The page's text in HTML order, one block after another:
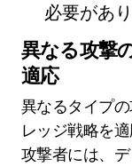
必要があり
異なる攻撃
適応
異なるタイプ
レッジ戦略を
攻撃者には、